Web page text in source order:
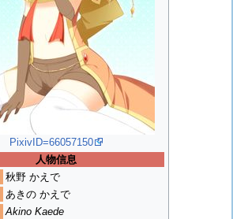
PixivID=66057150
人物信息
秋野 かえで
あきの かえで
Akino Kaede